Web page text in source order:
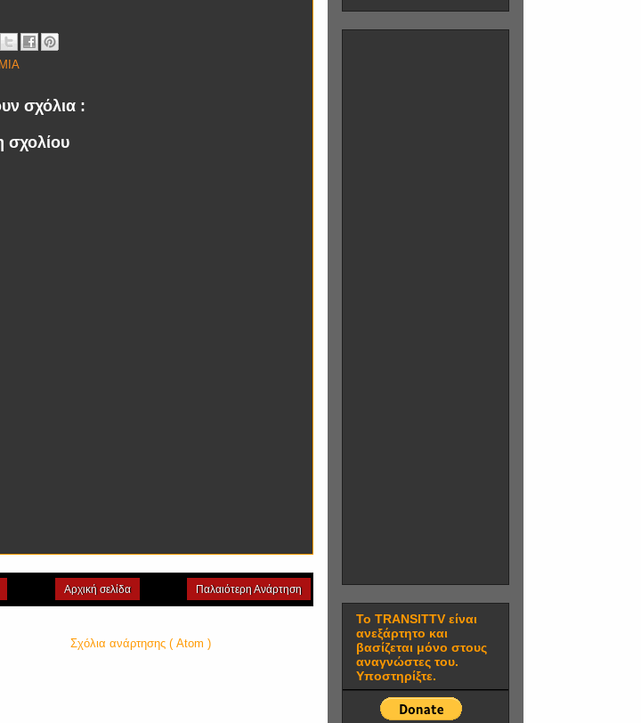
σχόλια :
σχολίου
Παλαιότερη Ανάρτηση
Αρχική σελίδα
Σχόλια ανάρτησης ( Atom )
Το TRANSITTV είναι
ανεξάρτητο και
βασίζεται μόνο στους
αναγνώστες του.
Υποστηρίξτε.